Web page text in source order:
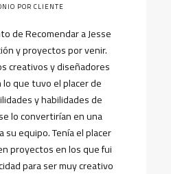
POR CLIENTE
de Recomendar a Jesse
y proyectos por venir.
creativos y diseñadores
que tuvo el placer de
y habilidades de
lo convertirían en una
su equipo. Tenía el placer
proyectos en los que fui
para ser muy creativo